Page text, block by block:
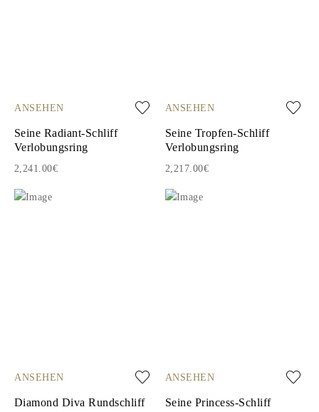
ANSEHEN
Seine Radiant-Schliff
Verlobungsring
2,241.00€
ANSEHEN
Seine Tropfen-Schliff
Verlobungsring
2,217.00€
ANSEHEN
Diamond Diva Rundschliff
ANSEHEN
Seine Princess-Schliff